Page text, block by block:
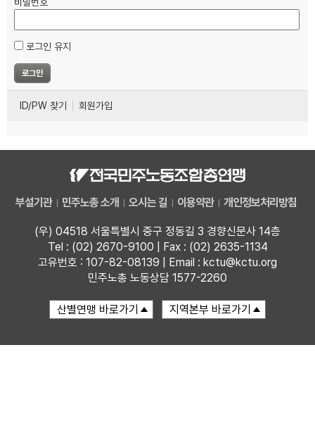
로그인 유지
ID/PW 찾기 회원가입
부설기관 민주노총 소개 오시는 길 이용약관 개인정보처리방침
(우) 04518 서울특별시 중구 정동길 3 경향신문사 14층
Tel : (02) 2670-9100 | Fax : (02) 2635-1134
고유번호 : 107-82-08139 | Email : kctu@kctu.org
민주노총 노동상담 1577-2260
부설기관
업무